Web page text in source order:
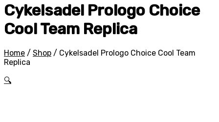
Cykelsadel Prologo Choice
Cool Team Replica
Home / Shop / Cykelsadel Prologo Choice Cool Team
Replica
🔍